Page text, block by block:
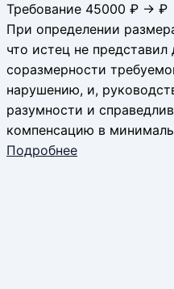
Требование 45000 ₽ → ₽
При определении
что истец не представил
соразмерности
нарушению, и,
разумности и
компенсацию в
Подробнее